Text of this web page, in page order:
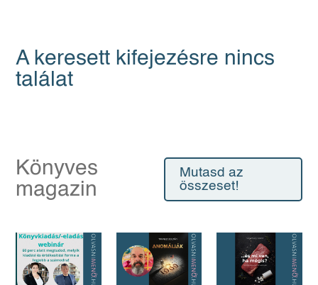
A keresett kifejezésre nincs
találat
Könyves
magazin
Mutasd az
összeset!